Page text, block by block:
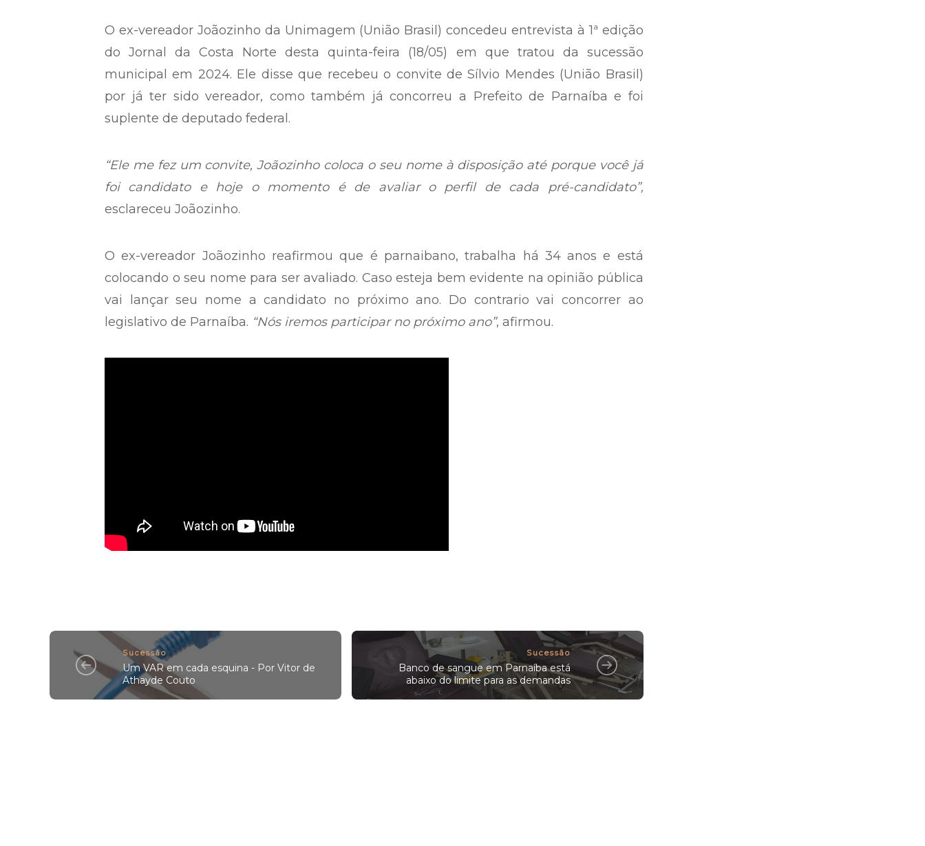
O ex-vereador Joãozinho da Unimagem (União Brasil) concedeu entrevista à 1ª edição
do Jornal da Costa Norte desta quinta-feira (18/05) em que tratou da sucessão
municipal em 2024. Ele disse que recebeu o convite de Sílvio Mendes (União Brasil)
por já ter sido vereador, como também já concorreu a Prefeito de Parnaíba e foi
suplente de deputado federal.
“Ele me fez um convite, Joãozinho coloca o seu nome à disposição até porque você já
foi candidato e hoje o momento é de avaliar o perfil de cada pré-candidato”,
esclareceu Joãozinho.
O ex-vereador Joãozinho reafirmou que é parnaibano, trabalha há 34 anos e está
colocando o seu nome para ser avaliado. Caso esteja bem evidente na opinião pública
vai lançar seu nome a candidato no próximo ano. Do contrario vai concorrer ao
legislativo de Parnaíba. “Nós iremos participar no próximo ano”, afirmou.
Sucessão
Um VAR em cada esquina - Por Vitor de
Athayde Couto
Sucessão
Banco de sangue em Parnaíba está
abaixo do limite para as demandas